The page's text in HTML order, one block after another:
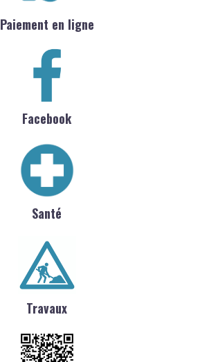
Paiement en ligne
Facebook
Santé
Travaux